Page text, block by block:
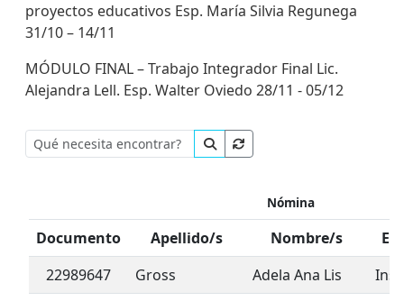
proyectos educativos Esp. María Silvia Regunega
31/10 – 14/11
MÓDULO FINAL – Trabajo Integrador Final Lic.
Alejandra Lell. Esp. Walter Oviedo 28/11 - 05/12
Nómina
Documento Apellido/s Nombre/s
22989647
Gross Adela Ana Lis